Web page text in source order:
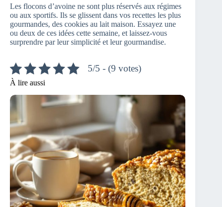
Les flocons d’avoine ne sont plus réservés aux régimes
ou aux sportifs. Ils se glissent dans vos recettes les plus
gourmandes, des cookies au lait maison. Essayez une
ou deux de ces idées cette semaine, et laissez-vous
surprendre par leur simplicité et leur gourmandise.
5/5 - (9 votes)
À lire aussi